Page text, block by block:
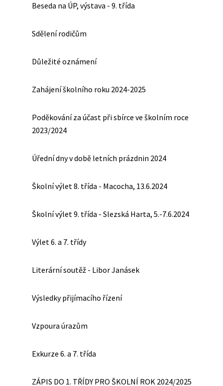
Beseda na ÚP, výstava - 9. třída
Sdělení rodičům
Důležité oznámení
Zahájení školního roku 2024-2025
Poděkování za účast při sbírce ve školním roce
2023/2024
Úřední dny v době letních prázdnin 2024
Školní výlet 8. třída - Macocha, 13.6.2024
Školní výlet 9. třída - Slezská Harta, 5.-7.6.2024
Výlet 6. a 7. třídy
Literární soutěž - Libor Janásek
Výsledky přijímacího řízení
Vzpoura úrazům
Exkurze 6. a 7. třída
ZÁPIS DO 1. TŘÍDY PRO ŠKOLNÍ ROK 2024/2025